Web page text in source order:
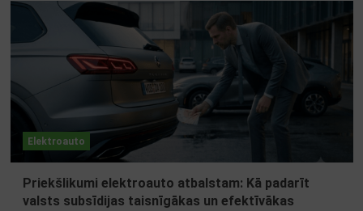
Elektroauto
Priekšlikumi elektroauto atbalstam: Kā padarīt
valsts subsīdijas taisnīgākas un efektīvākas